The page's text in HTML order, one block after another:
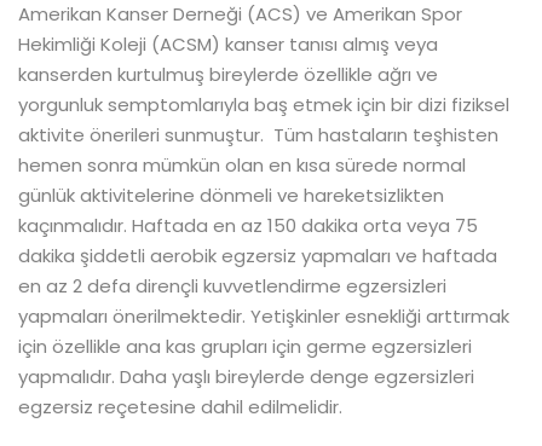
Amerikan Kanser Derneği (ACS) ve Amerikan Spor
Hekimliği Koleji (ACSM) kanser tanısı almış veya
kanserden kurtulmuş bireylerde özellikle ağrı ve
yorgunluk semptomlarıyla baş etmek için bir dizi fiziksel
aktivite önerileri sunmuştur. Tüm hastaların teşhisten
hemen sonra mümkün olan en kısa sürede normal
günlük aktivitelerine dönmeli ve hareketsizlikten
kaçınmalıdır. Haftada en az 150 dakika orta veya 75
dakika şiddetli aerobik egzersiz yapmaları ve haftada
en az 2 defa dirençli kuvvetlendirme egzersizleri
yapmaları önerilmektedir. Yetişkinler esnekliği arttırmak
için özellikle ana kas grupları için germe egzersizleri
yapmalıdır. Daha yaşlı bireylerde denge egzersizleri
egzersiz reçetesine dahil edilmelidir.